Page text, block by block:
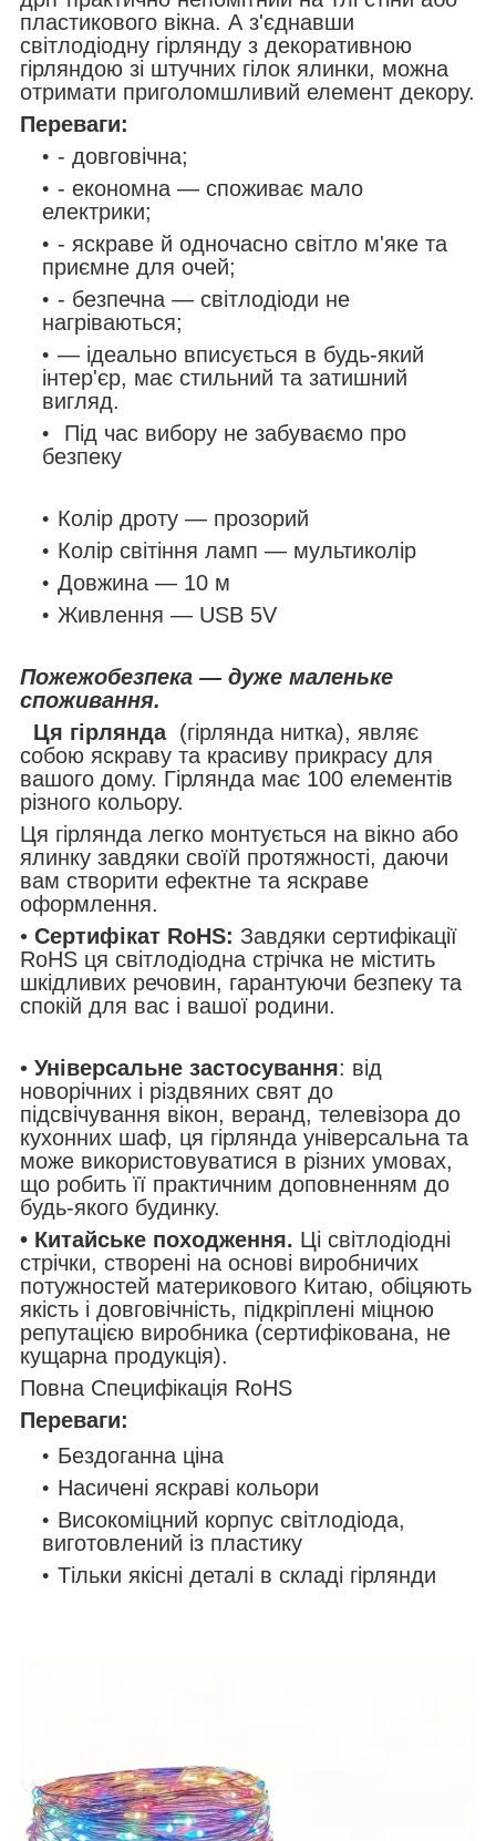
пластикового вікна. А з'єднавши
світлодіодну гірлянду з декоративною
гірляндою зі штучних гілок ялинки, можна
отримати приголомшливий елемент декору.
Переваги:
- довговічна;
- економна — споживає мало
електрики;
- яскраве й одночасно світло м'яке та
приємне для очей;
- безпечна — світлодіоди не
нагріваються;
— ідеально вписується в будь-який
інтер'єр, має стильний та затишний
вигляд.
Під час вибору не забуваємо про
безпеку
Колір дроту — прозорий
Колір світіння ламп — мультиколір
Довжина — 10 м
Живлення — USB 5V
Пожежобезпека — дуже маленьке
споживання.
Ця гірлянда (гірлянда нитка), являє
собою яскраву та красиву прикрасу для
вашого дому. Гірлянда має 100 елементів
різного кольору.
Ця гірлянда легко монтується на вікно або
ялинку завдяки своїй протяжності, даючи
вам створити ефектне та яскраве
оформлення.
• Сертифікат RoHS: Завдяки сертифікації
RoHS ця світлодіодна стрічка не містить
шкідливих речовин, гарантуючи безпеку та
спокій для вас і вашої родини.
• Універсальне застосування: від
новорічних і різдвяних свят до
підсвічування вікон, веранд, телевізора до
кухонних шаф, ця гірлянда універсальна та
може використовуватися в різних умовах,
що робить її практичним доповненням до
будь-якого будинку.
• Китайське походження. Ці світлодіодні
стрічки, створені на основі виробничих
потужностей материкового Китаю, обіцяють
якість і довговічність, підкріплені міцною
репутацією виробника (сертифікована, не
кущарна продукція).
Повна Специфікація RoHS
Переваги:
Бездоганна ціна
Насичені яскраві кольори
Високоміцний корпус світлодіода,
виготовлений із пластику
Тільки якісні деталі в складі гірлянди